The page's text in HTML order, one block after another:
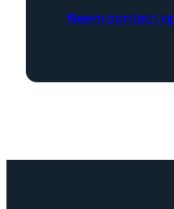
Neem contact